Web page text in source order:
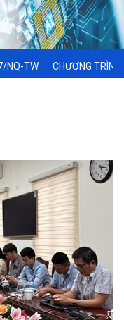
NQ-TW CHƯƠNG